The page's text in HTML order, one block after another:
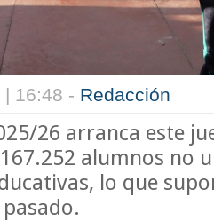
| 16:48 - Redacción
26 arranca este
alumnos no
lo que